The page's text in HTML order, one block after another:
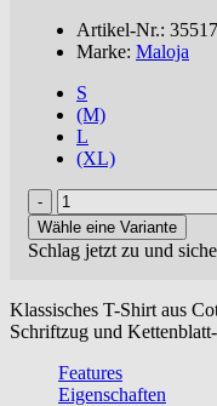
Artikel-Nr.:
Marke: Maloja
S
(M)
L
(XL)
Wähle eine Variante
Schlag jetzt zu und
Klassisches T-Shirt aus
Schriftzug und
Features
Eigenschaften